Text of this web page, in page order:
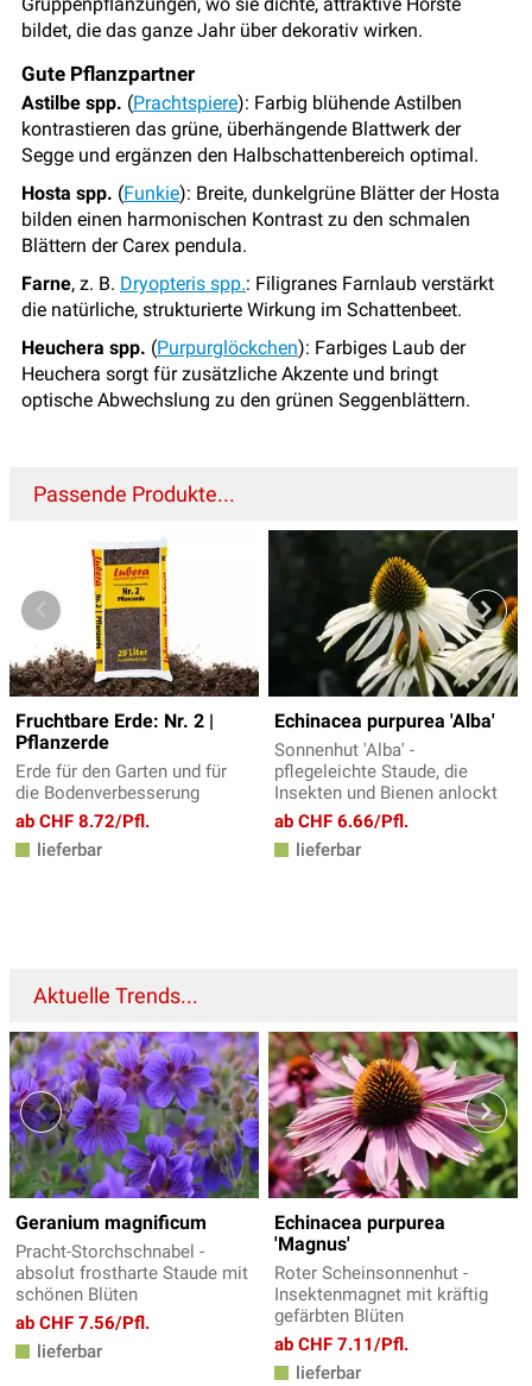
bildet, die das ganze Jahr über dekorativ wirken.
Gute Pflanzpartner
Astilbe spp. (Prachtspiere): Farbig blühende Astilben
kontrastieren das grüne, überhängende Blattwerk der
Segge und ergänzen den Halbschattenbereich optimal.
Hosta spp. (Funkie): Breite, dunkelgrüne Blätter der Hosta
bilden einen harmonischen Kontrast zu den schmalen
Blättern der Carex pendula.
Farne, z. B. Dryopteris spp.: Filigranes Farnlaub verstärkt
die natürliche, strukturierte Wirkung im Schattenbeet.
Heuchera spp. (Purpurglöckchen): Farbiges Laub der
Heuchera sorgt für zusätzliche Akzente und bringt
optische Abwechslung zu den grünen Seggenblättern.
Passende Produkte...
Fruchtbare Erde: Nr. 2 |
Pflanzerde
Erde für den Garten und für
die Bodenverbesserung
ab CHF 8.72/Pfl.
lieferbar
Echinacea purpurea 'Alba'
Sonnenhut 'Alba' -
pflegeleichte Staude, die
Insekten und Bienen anlockt
ab CHF 6.66/Pfl.
lieferbar
Aktuelle Trends...
Geranium magnificum
Pracht-Storchschnabel -
absolut frostharte Staude mit
schönen Blüten
ab CHF 7.56/Pfl.
lieferbar
Echinacea purpurea
'Magnus'
Roter Scheinsonnenhut -
Insektenmagnet mit kräftig
gefärbten Blüten
ab CHF 7.11/Pfl.
lieferbar